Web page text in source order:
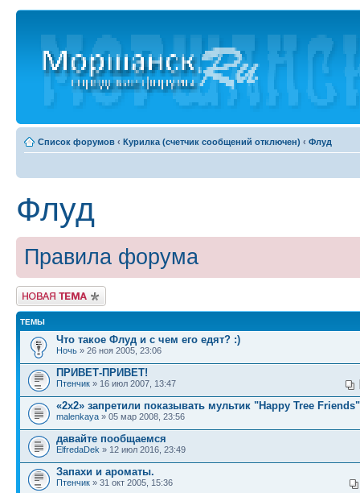
Список форумов ‹ Курилка (счетчик сообщений отключен) ‹ Флуд
Флуд
Правила форума
Новая тема
ТЕМЫ
Что такое Флуд и с чем его едят? :)
Ночь » 26 ноя 2005, 23:06
ПРИВЕТ-ПРИВЕТ!
Птенчик » 16 июл 2007, 13:47
«2х2» запретили показывать мультик "Happy Tree Friends"
malenkaya » 05 мар 2008, 23:56
давайте пообщаемся
ElfredaDek » 12 июл 2016, 23:49
Запахи и ароматы.
Птенчик » 31 окт 2005, 15:36